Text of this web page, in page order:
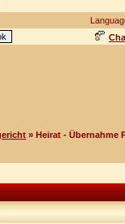
» Heirat - Übernahme